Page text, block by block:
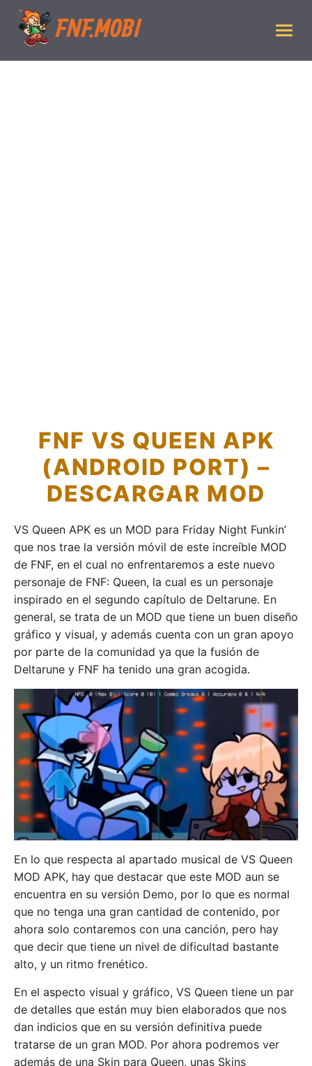
FNF VS QUEEN APK
(ANDROID PORT) –
DESCARGAR MOD
VS Queen APK es un MOD para Friday Night Funkin’
que nos trae la versión móvil de este increíble MOD
de FNF, en el cual no enfrentaremos a este nuevo
personaje de FNF: Queen, la cual es un personaje
inspirado en el segundo capítulo de Deltarune. En
general, se trata de un MOD que tiene un buen diseño
gráfico y visual, y además cuenta con un gran apoyo
por parte de la comunidad ya que la fusión de
Deltarune y FNF ha tenido una gran acogida.
En lo que respecta al apartado musical de VS Queen
MOD APK, hay que destacar que este MOD aun se
encuentra en su versión Demo, por lo que es normal
que no tenga una gran cantidad de contenido, por
ahora solo contaremos con una canción, pero hay
que decir que tiene un nivel de dificultad bastante
alto, y un ritmo frenético.
En el aspecto visual y gráfico, VS Queen tiene un par
de detalles que están muy bien elaborados que nos
dan indicios que en su versión definitiva puede
tratarse de un gran MOD. Por ahora podremos ver
además de una Skin para Queen, unas Skins